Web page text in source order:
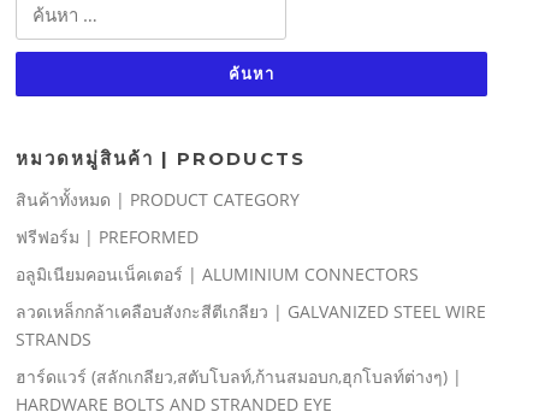
สำหรับ:
หมวดหมู่สินค้า | PRODUCTS
สินค้าทั้งหมด | PRODUCT CATEGORY
ฟรีฟอร์ม | PREFORMED
อลูมิเนียมคอนเน็คเตอร์ | ALUMINIUM CONNECTORS
ลวดเหล็กกล้าเคลือบสังกะสีตีเกลียว | GALVANIZED STEEL WIRE
STRANDS
ฮาร์ดแวร์ (สลักเกลียว,สตับโบลท์,ก้านสมอบก,ฮุกโบลท์ต่างๆ) |
HARDWARE BOLTS AND STRANDED EYE